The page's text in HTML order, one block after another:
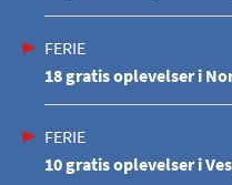
FERIE
18 gratis oplevelser i
FERIE
10 gratis oplevelser i